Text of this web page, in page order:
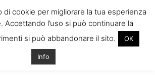
a dublino
di cookie per migliorare la tua esperienza
Accettando l’uso si può continuare la
si può abbandonare il sito.
OK
Info